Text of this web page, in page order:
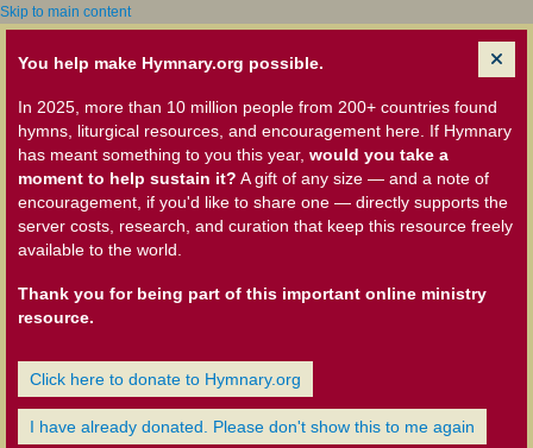
Skip to main content
You help make Hymnary.org possible.
In 2025, more than 10 million people from 200+ countries found
hymns, liturgical resources, and encouragement here. If Hymnary
has meant something to you this year, would you take a
moment to help sustain it? A gift of any size — and a note of
encouragement, if you'd like to share one — directly supports the
server costs, research, and curation that keep this resource freely
available to the world.
Thank you for being part of this important online ministry
resource.
Click here to donate to Hymnary.org
I have already donated. Please don't show this to me again